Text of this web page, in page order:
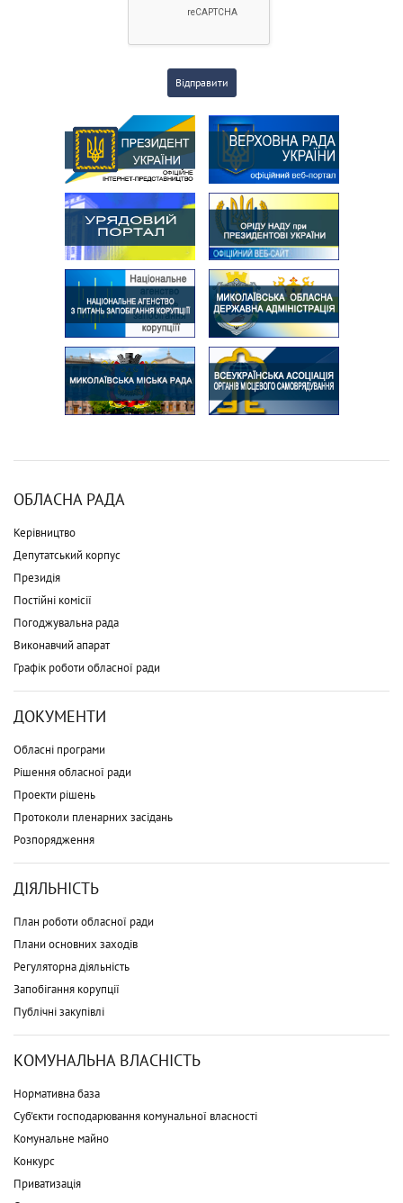
Відправити
ОБЛАСНА РАДА
Керівництво
Депутатський корпус
Президія
Постійні комісії
Погоджувальна рада
Виконавчий апарат
Графік роботи обласної ради
ДОКУМЕНТИ
Обласні програми
Рішення обласної ради
Проекти рішень
Протоколи пленарних засідань
Розпорядження
ДІЯЛЬНІСТЬ
План роботи обласної ради
Плани основних заходів
Регуляторна діяльність
Запобігання корупції
Публічні закупівлі
КОМУНАЛЬНА ВЛАСНІСТЬ
Нормативна база
Суб'єкти господарювання комунальної власності
Комунальне майно
Конкурс
Приватизація